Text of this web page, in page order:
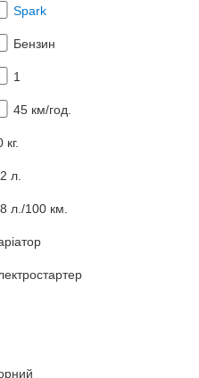
Spark
Бензин
1
45 км/год.
кг.
л.
л./100 км.